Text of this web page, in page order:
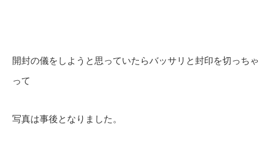
開封の儀をしようと思っていたらバッサリと封印を切っちゃ
って
写真は事後となりました。